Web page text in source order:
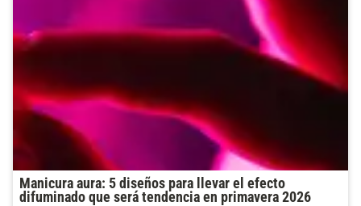
Manicura aura: 5 diseños para llevar el efecto
difuminado que será tendencia en primavera 2026